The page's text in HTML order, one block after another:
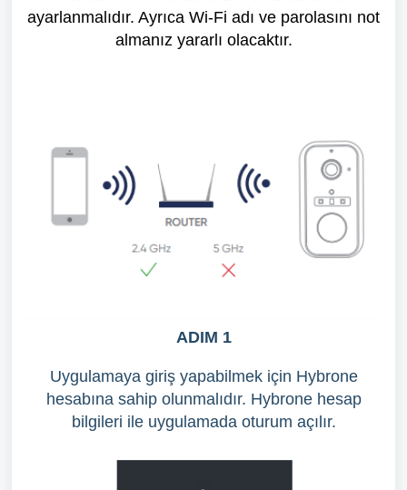
ayarlanmalıdır. Ayrıca Wi-Fi adı ve parolasını not
almanız yararlı olacaktır.
ADIM 1
Uygulamaya giriş yapabilmek için Hybrone
hesabına sahip olunmalıdır. Hybrone hesap
bilgileri ile uygulamada oturum açılır.